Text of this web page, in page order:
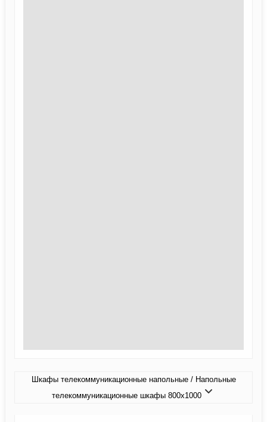
Шкафы телекоммуникационные напольные / Напольные
телекоммуникационные шкафы 800x1000